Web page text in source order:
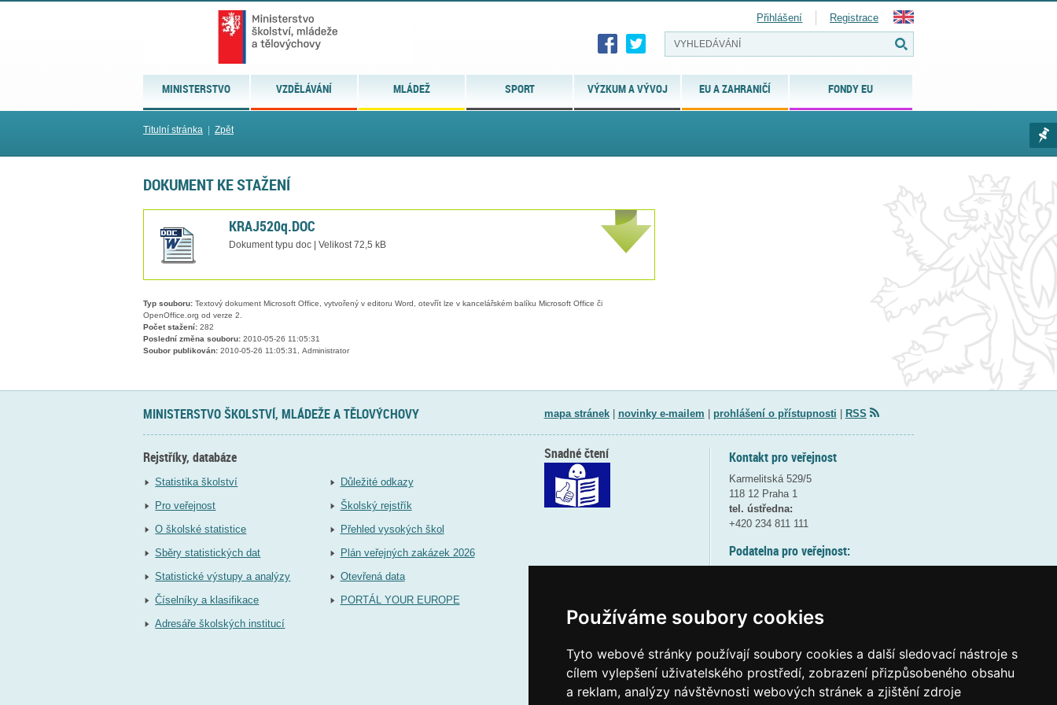
Používáme soubory cookies
Tyto webové stránky používají soubory cookies a další sledovací nástroje s
cílem vylepšení uživatelského prostředí, zobrazení přizpůsobeného obsahu
a reklam, analýzy návštěvnosti webových stránek a zjištění zdroje
MINISTERSTVO VZDĚLÁVÁNÍ MLÁDEŽ SPORT VÝZKUM A VÝVOJ EU A ZAHRANIČÍ FONDY EU
Přihlášení Registrace
Titulní stránka Zpět
DOKUMENT KE STAŽENÍ
KRAJ520q.DOC
Dokument typu doc | Velikost 72,5 kB
Typ souboru: Textový dokument Microsoft Office, vytvořený v editoru Word, otevřít lze v kancelářském balíku Microsoft Office či
OpenOffice.org od verze 2.
Počet stažení: 282
Poslední změna souboru: 2010-05-26 11:05:31
Soubor publikován: 2010-05-26 11:05:31, Administrator
MINISTERSTVO ŠKOLSTVÍ, MLÁDEŽE A TĚLOVÝCHOVY mapa stránek| novinky e-mailem prohlášení o přístupnosti RSS
Rejstříky, databáze
Statistika školství
Pro veřejnost
O školské statistice
Sběry statistických dat
Statistické výstupy a analýzy
Číselníky a klasifikace
Adresáře školských institucí
Důležité odkazy
Školský rejstřík
Přehled vysokých škol
Plán veřejných zakázek 2026
Otevřená data
PORTÁL YOUR EUROPE
Kontakt pro veřejnost
Karmelitská 529/5
118 12 Praha 1
tel. ústředna:
+420 234 811 111
Podatelna pro veřejnost:
(více informací
Elektronická podatelna:
posta@msmtgov cz
Snadné čtení